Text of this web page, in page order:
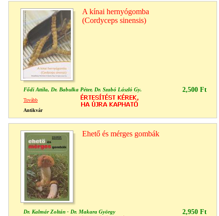
A kínai hernyógomba
(Cordyceps sinensis)
Fődi Attila, Dr. Babulka Péter, Dr. Szabó László Gy. 2,500 Ft
Tovább
Antikvár
Ehető és mérges gombák
Dr. Kalmár Zoltán - Dr. Makara György 2,950 Ft